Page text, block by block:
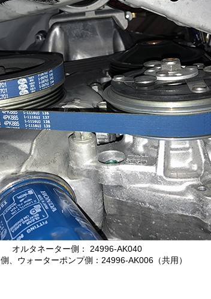
オルタネーター側： 24996-AK040
、ウォーターポンプ側：24996-AK006（共用）